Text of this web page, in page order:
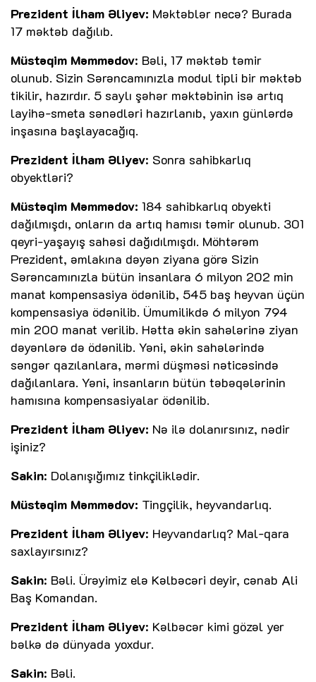
Prezident İlham Əliyev: Məktəblər necə? Burada
17 məktəb dağılıb.
Müstəqim Məmmədov: Bəli, 17 məktəb təmir
olunub. Sizin Sərəncamınızla modul tipli bir məktəb
tikilir, hazırdır. 5 saylı şəhər məktəbinin isə artıq
layihə-smeta sənədləri hazırlanıb, yaxın günlərdə
inşasına başlayacağıq.
Prezident İlham Əliyev: Sonra sahibkarlıq
obyektləri?
Müstəqim Məmmədov: 184 sahibkarlıq obyekti
dağılmışdı, onların da artıq hamısı təmir olunub. 301
qeyri-yaşayış sahəsi dağıdılmışdı. Möhtərəm
Prezident, əmlakına dəyən ziyana görə Sizin
Sərəncamınızla bütün insanlara 6 milyon 202 min
manat kompensasiya ödənilib, 545 baş heyvan üçün
kompensasiya ödənilib. Ümumilikdə 6 milyon 794
min 200 manat verilib. Hətta əkin sahələrinə ziyan
dəyənlərə də ödənilib. Yəni, əkin sahələrində
səngər qazılanlara, mərmi düşməsi nəticəsində
dağılanlara. Yəni, insanların bütün təbəqələrinin
hamısına kompensasiyalar ödənilib.
Prezident İlham Əliyev: Nə ilə dolanırsınız, nədir
işiniz?
Sakin: Dolanışığımız tinkçiliklədir.
Müstəqim Məmmədov: Tingçilik, heyvandarlıq.
Prezident İlham Əliyev: Heyvandarlıq? Mal-qara
saxlayırsınız?
Sakin: Bəli. Ürəyimiz elə Kəlbəcəri deyir, cənab Ali
Baş Komandan.
Prezident İlham Əliyev: Kəlbəcər kimi gözəl yer
bəlkə də dünyada yoxdur.
Sakin: Bəli.